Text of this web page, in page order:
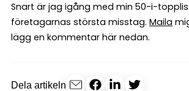
Snart är jag igång med min 50-i-
företagarnas största misstag. Maila
lägg en kommentar här nedan.
Dela artikeln